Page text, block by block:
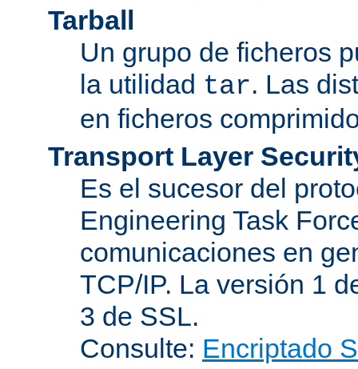
Tarball
Un grupo de ficheros
la utilidad tar. Las
en ficheros
Transport Layer
Es el sucesor del
Engineering Task
comunicaciones en
TCP/IP. La versión 1
3 de SSL.
Consulte: Encriptado